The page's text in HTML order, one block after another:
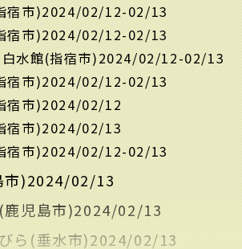
宿市)2024/02/12-02/13
宿市)2024/02/12-02/13
水館(指宿市)2024/02/12-02/13
宿市)2024/02/12-02/13
宿市)2024/02/12
宿市)2024/02/13
宿市)2024/02/12-02/13
市)2024/02/13
鹿児島市)2024/02/13
ら(垂水市)2024/02/13